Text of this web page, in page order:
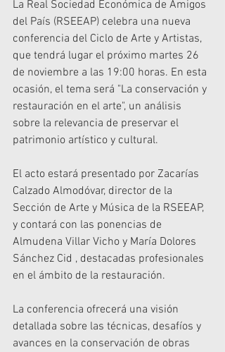
La Real Sociedad Económica de Amigos
del País (RSEEAP) celebra una nueva
conferencia del Ciclo de Arte y Artistas,
que tendrá lugar el próximo martes 26
de noviembre a las 19:00 horas. En esta
ocasión, el tema será "La conservación y
restauración en el arte", un análisis
sobre la relevancia de preservar el
patrimonio artístico y cultural.
El acto estará presentado por Zacarías
Calzado Almodóvar, director de la
Sección de Arte y Música de la RSEEAP,
y contará con las ponencias de
Almudena Villar Vicho y María Dolores
Sánchez Cid , destacadas profesionales
en el ámbito de la restauración.
La conferencia ofrecerá una visión
detallada sobre las técnicas, desafíos y
avances en la conservación de obras